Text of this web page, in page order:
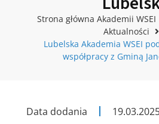
Strona główna Akademii WSEI
Aktualności
Lubelska Akademia WSEI
współpracy z Gminą
Data dodania